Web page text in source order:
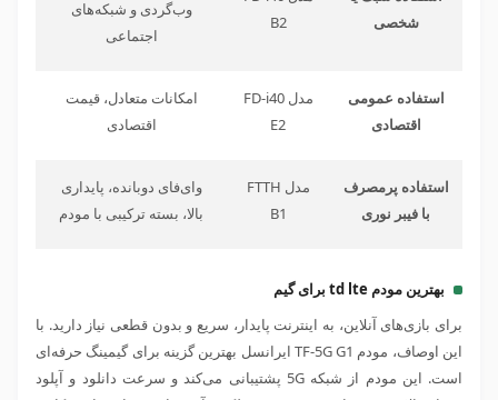
شخصی
B2
وب‌گردی و شبکه‌های
اجتماعی
استفاده عمومی
اقتصادی
مدل FD-i40
E2
امکانات متعادل، قیمت
اقتصادی
استفاده پرمصرف
با فیبر نوری
مدل FTTH
B1
وای‌فای دوبانده، پایداری
بالا، بسته ترکیبی با مودم
بهترین مودم td lte برای گیم
برای بازی‌های آنلاین، به اینترنت پایدار، سریع و بدون قطعی نیاز دارید. با
این اوصاف، مودم TF-5G G1 ایرانسل بهترین گزینه برای گیمینگ حرفه‌ای
است. این مودم از شبکه 5G
پشتیبانی می‌کند و سرعت دانلود و آپلود